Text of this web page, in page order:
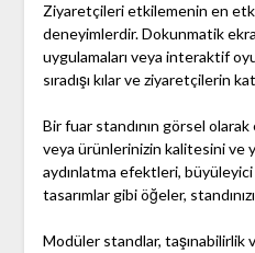
Ziyaretçileri etkilemenin en
deneyimlerdir. Dokunmatik
uygulamaları veya interaktif
sıradışı kılar ve ziyaretçilerin
Bir fuar standının görsel olarak
veya ürünlerinizin kalitesini ve
aydınlatma efektleri,
tasarımlar gibi öğeler,
Modüler standlar, taşınabilirlik